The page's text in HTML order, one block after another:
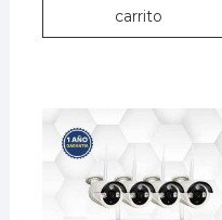
carrito